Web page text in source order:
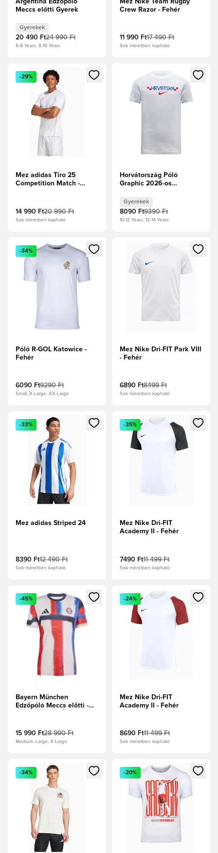
Meccs előtti Gyerek
Gyerekek
20 490 Ft24 990 Ft
6-8 Years, 8-10 Years
Crew Razor - Fehér
11 990 Ft17 490 Ft
Sok méretben kapható
Megnyit egy modált a bejelentkezéshez vagy a tagként
-29%
Mez adidas Tiro 25
Competition Match -
14 990 Ft20 990 Ft
Sok méretben kapható
Megnyit egy modált a
Horvátország Póló
Graphic 2026-os
Fehér/Hyper
Royal/Egyetemi piros
Gyerek
Gyerekek
8090 Ft9390 Ft
10-12 Years, 12-14 Years
Megnyit egy modált a bejelentkezéshez vagy a tagként
-34%
Póló R-GOL Katowice -
Fehér
6090 Ft9290 Ft
Small, X-Large, XX-Large
Megnyit egy modált a
Mez Nike Dri-FIT Park VIII
- Fehér
6890 Ft8499 Ft
Sok méretben kapható
Megnyit egy modált a bejelentkezéshez vagy a tagként
-33%
Mez adidas Striped 24
8390 Ft12 490 Ft
Sok méretben kapható
Megnyit egy modált a
-35%
Mez Nike Dri-FIT
Academy II - Fehér
7490 Ft11 499 Ft
Sok méretben kapható
Megnyit egy modált a bejelentkezéshez vagy a tagként
-45%
Bayern München
Edzőpóló Meccs előtti -
piros
15 990 Ft28 990 Ft
Medium, Large, X-Large
Megnyit egy modált a
-24%
Mez Nike Dri-FIT
Academy II - Fehér
8690 Ft11 499 Ft
Sok méretben kapható
Megnyit egy modált a bejelentkezéshez vagy a tagként
-34%
Megnyit egy modált a
-20%